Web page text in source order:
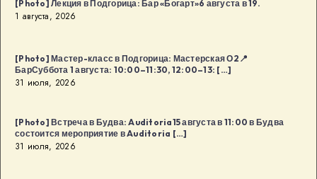
[Photo] Лекция в Подгорица: Бар «Богарт»6 августа в 19.
1 августа, 2026
[Photo] Мастер-класс в Подгорица: Мастерская О2📍
БарСуббота 1 августа: 10:00–11:30, 12:00–13: […]
31 июля, 2026
[Photo] Встреча в Будва: Auditoria15 августа в 11:00 в Будва
состоится мероприятие в Auditoria […]
31 июля, 2026